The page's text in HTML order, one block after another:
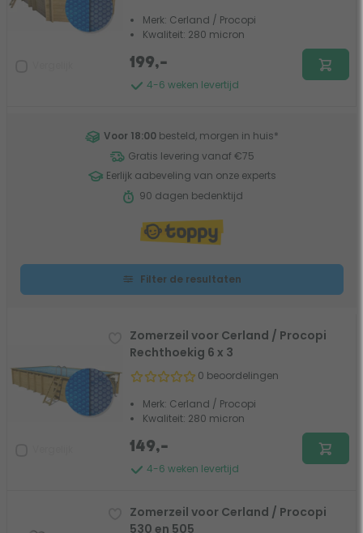
Merk: Cerland / Procopi
Kwaliteit: 280 micron
4-6 weken levertijd
199,-
Voor 18:00 besteld, morgen in huis*
Gratis levering vanaf €75
Eerlijk aabeveling van onze experts
90 dagen bedenktijd
Filter de resultaten
Zomerzeil voor Cerland / Procopi
Rechthoekig 6 x 3
0 beoordelingen
Merk: Cerland / Procopi
Kwaliteit: 280 micron
4-6 weken levertijd
149,-
Zomerzeil voor Cerland / Procopi
530 en 505